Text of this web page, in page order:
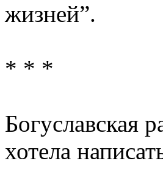
жизней”.
* * *
Богуславская
хотела